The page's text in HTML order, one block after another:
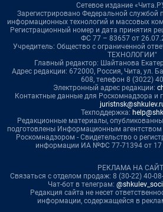
Сетевое издание
Зарегистрировано Федеральной службой
информационных технологий и массовых
Регистрационный номер и дата принятия
ФС 77 – 83657 от
Учредитель: Общество с ограниченной
ТЕХНОЛОГИИ"
Главный редактор: Шайтанова
Адрес редакции: 672000, Россия, Чита, ул.
608, телефон 8 (3022)
Электронный адрес редакции:
Контактные данные для Роскомнадзора и
Техподдержка:
Редакционные материалы,
подготовлены Информационным агентством
Роскомнадзором - Свидетельство о
информации ИА №ФС 77-71394 от 17
РЕКЛАМА НА
Связаться с отделом продаж: 8 (30-22) 40-
Чат-бот в телеграм:
Редакция сайта не несет
информации, содержащейся в